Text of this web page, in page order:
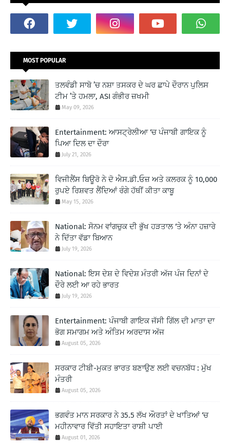
MOST POPULAR
ਤਲਵੰਡੀ ਸਾਬੋ ’ਚ ਨਸ਼ਾ ਤਸਕਰ ਦੇ ਘਰ ਛਾਪੇ ਦੌਰਾਨ ਪੁਲਿਸ
ਟੀਮ ’ਤੇ ਹਮਲਾ, ASI ਗੰਭੀਰ ਜ਼ਖਮੀ
May 09, 2026
Entertainment: ਆਸਟ੍ਰੇਲੀਆ ‘ਚ ਪੰਜਾਬੀ ਗਾਇਕ ਨੂੰ
ਪਿਆ ਦਿਲ ਦਾ ਦੌਰਾ
July 21, 2026
ਵਿਜੀਲੈਂਸ ਬਿਊਰੋ ਨੇ ਦੋ ਐਸ.ਡੀ.ਓਜ਼ ਅਤੇ ਕਲਰਕ ਨੂੰ 10,000
ਰੁਪਏ ਰਿਸ਼ਵਤ ਲੈਂਦਿਆਂ ਰੰਗੇ ਹੱਥੀਂ ਕੀਤਾ ਕਾਬੂ
May 15, 2026
National: ਸੋਨਮ ਵਾਂਗਚੁਕ ਦੀ ਭੁੱਖ ਹੜਤਾਲ ‘ਤੇ ਅੰਨਾ ਹਜ਼ਾਰੇ
ਨੇ ਦਿੱਤਾ ਵੱਡਾ ਬਿਆਨ
July 19, 2026
National: ਇਸ ਦੇਸ਼ ਦੇ ਵਿਦੇਸ਼ ਮੰਤਰੀ ਅੱਜ ਪੰਜ ਦਿਨਾਂ ਦੇ
ਦੌਰੇ ਲਈ ਆ ਰਹੇ ਭਾਰਤ
July 19, 2026
Entertainment: ਪੰਜਾਬੀ ਗਾਇਕ ਜੱਸੀ ਗਿੱਲ ਦੀ ਮਾਤਾ ਦਾ
ਭੋਗ ਸਮਾਗਮ ਅਤੇ ਅੰਤਿਮ ਅਰਦਾਸ ਅੱਜ
August 05, 2026
ਸਰਕਾਰ ਟੀਬੀ-ਮੁਕਤ ਭਾਰਤ ਬਣਾਉਣ ਲਈ ਵਚਨਬੱਧ : ਮੁੱਖ
ਮੰਤਰੀ
August 05, 2026
ਭਗਵੰਤ ਮਾਨ ਸਰਕਾਰ ਨੇ 35.5 ਲੱਖ ਔਰਤਾਂ ਦੇ ਖਾਤਿਆਂ ‘ਚ
ਮਹੀਨਾਵਾਰ ਵਿੱਤੀ ਸਹਾਇਤਾ ਰਾਸ਼ੀ ਪਾਈ
August 01, 2026